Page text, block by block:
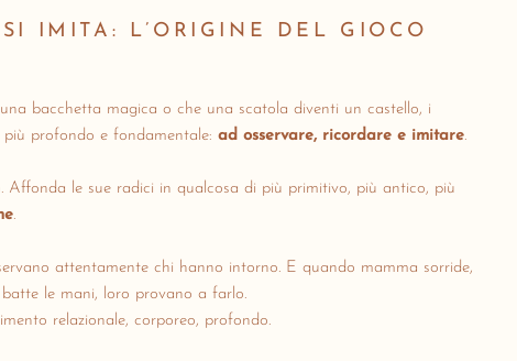
IMITA: L’ORIGINE DEL GIOCO
bacchetta magica o che una scatola diventi un castello, i
profondo e fondamentale: ad osservare, ricordare e imitare.
Affonda le sue radici in qualcosa di più primitivo, più antico, più
.
attentamente chi hanno intorno. E quando mamma sorride,
le mani, loro provano a farlo.
relazionale, corporeo, profondo.